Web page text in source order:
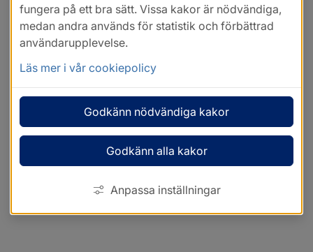
fungera på ett bra sätt. Vissa kakor är nödvändiga,
medan andra används för statistik och förbättrad
användarupplevelse.
Läs mer i vår cookiepolicy
Godkänn nödvändiga kakor
Godkänn alla kakor
Anpassa inställningar